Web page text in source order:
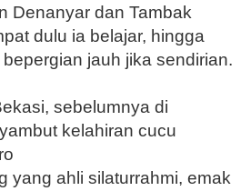
Denanyar dan Tambak
dulu ia belajar, hingga
jauh jika sendirian.
sebelumnya di
kelahiran cucu
yang ahli silaturrahmi, emak